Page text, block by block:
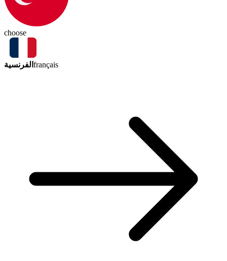
choose
الفرنسية français